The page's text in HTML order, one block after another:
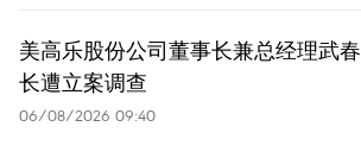
美高乐股份公司董事长兼总经理武春
长遭立案调查
06/08/2026 09:40